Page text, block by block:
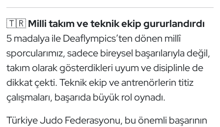
🇹🇷Milli takım ve teknik ekip gururlandırdı
5 madalya ile Deaflympics’ten dönen millî
sporcularımız, sadece bireysel başarılarıyla değil,
takım olarak gösterdikleri uyum ve disiplinle de
dikkat çekti. Teknik ekip ve antrenörlerin titiz
çalışmaları, başarıda büyük rol oynadı.
Türkiye Judo Federasyonu, bu önemli başarının
Triatlon
Voleybol
Vücut Geliştirme Fitness
Wushu Kungfu
Yelken